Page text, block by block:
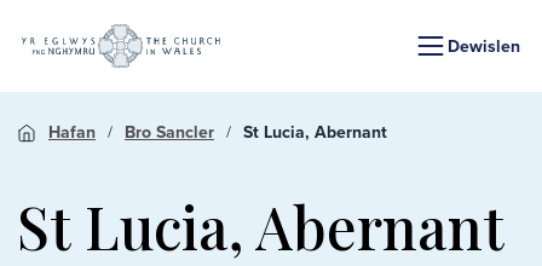
Dewislen
Hafan Bro Sancler St Lucia, Abernant
St Lucia, Abernant